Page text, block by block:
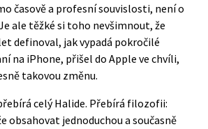
časově a profesní souvislosti, není o
ale těžké si toho nevšimnout, že
definoval, jak vypadá pokročilé
na iPhone, přišel do Apple ve chvíli,
takovou změnu.
celý Halide. Přebírá filozofii:
obsahovat jednoduchou a současně